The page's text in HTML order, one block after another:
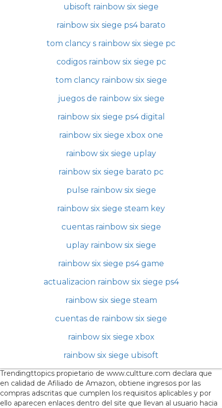
ubisoft rainbow six siege
rainbow six siege ps4 barato
tom clancy s rainbow six siege pc
codigos rainbow six siege pc
tom clancy rainbow six siege
juegos de rainbow six siege
rainbow six siege ps4 digital
rainbow six siege xbox one
rainbow six siege uplay
rainbow six siege barato pc
pulse rainbow six siege
rainbow six siege steam key
cuentas rainbow six siege
uplay rainbow six siege
rainbow six siege ps4 game
actualizacion rainbow six siege ps4
rainbow six siege steam
cuentas de rainbow six siege
rainbow six siege xbox
rainbow six siege ubisoft
Trendingttopics propietario de www.cultture.com declara que
en calidad de Afiliado de Amazon, obtiene ingresos por las
compras adscritas que cumplen los requisitos aplicables y por
ello aparecen enlaces dentro del site que llevan al usuario hacia